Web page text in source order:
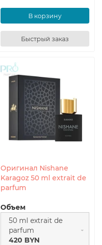
В корзину
Быстрый заказ
Оригинал Nishane
Karagoz 50 ml extrait de
parfum
Объем
50 ml extrait de
parfum
420 BYN